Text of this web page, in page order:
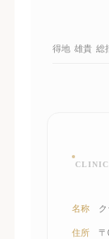
得地 雄貴 総
CLINIC
名称
住所
〒